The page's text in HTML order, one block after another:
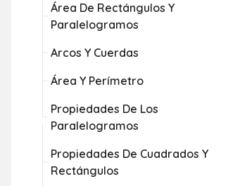
Área De Rectángulos Y
Paralelogramos
Arcos Y Cuerdas
Área Y Perímetro
Propiedades De Los
Paralelogramos
Propiedades De Cuadrados Y
Rectángulos